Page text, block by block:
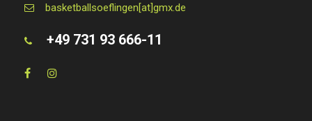
basketballsoeflingen[at]gmx.de
+49 731 93 666-11